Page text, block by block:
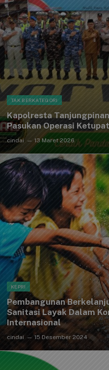
TAK BERKATEGORI
Kapolresta
Pasukan Operasi
cindai 13 Maret 2026
KEPRI
Pembangunan
Sanitasi Layak Dalam
Internasional
cindai 15 Desember 2024